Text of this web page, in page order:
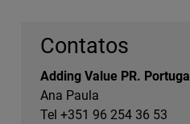
Contatos
Adding Value PR. Portugal
Ana Paula
Tel +351 96 254 36 53